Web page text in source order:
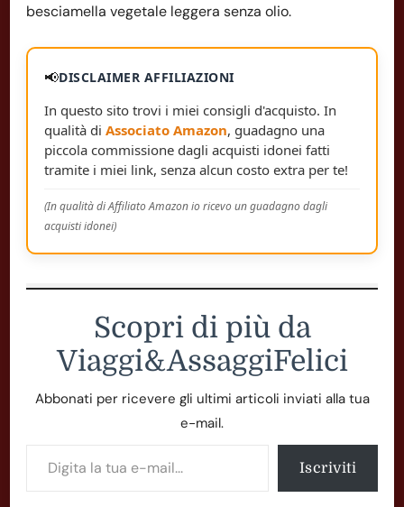
besciamella vegetale leggera senza olio.
📢DISCLAIMER AFFILIAZIONI
In questo sito trovi i miei consigli d'acquisto. In
qualità di Associato Amazon, guadagno una
piccola commissione dagli acquisti idonei fatti
tramite i miei link, senza alcun costo extra per te!
(In qualità di Affiliato Amazon io ricevo un guadagno dagli
acquisti idonei)
Scopri di più da
Viaggi&AssaggiFelici
Abbonati per ricevere gli ultimi articoli inviati alla tua
e-mail.
Iscriviti